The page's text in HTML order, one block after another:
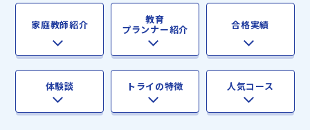
家庭教師紹介 教育
プランナー紹介 合格実績
体験談 トライの特徴 人気コース